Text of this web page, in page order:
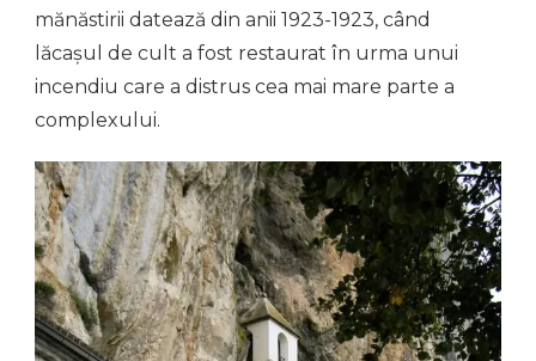
mănăstirii datează din anii 1923-1923, când
lăcașul de cult a fost restaurat în urma unui
incendiu care a distrus cea mai mare parte a
complexului.